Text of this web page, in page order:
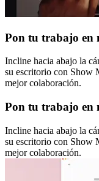
Pon tu trabajo en
Incline hacia abajo la
su escritorio con Show
mejor colaboración.
Pon tu trabajo en
Incline hacia abajo la
su escritorio con Show
mejor colaboración.